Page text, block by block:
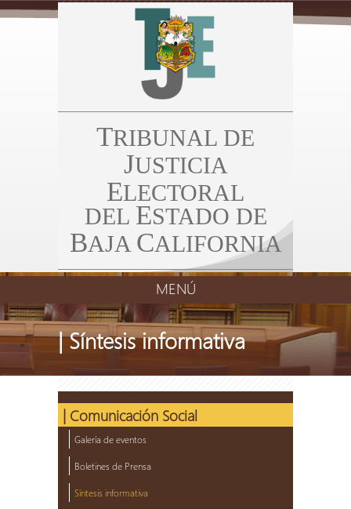
TRIBUNAL DE
JUSTICIA
ELECTORAL
DEL ESTADO DE
BAJA CALIFORNIA
MENÚ
| Síntesis informativa
| Comunicación Social
Galería de eventos
Boletines de Prensa
Síntesis informativa